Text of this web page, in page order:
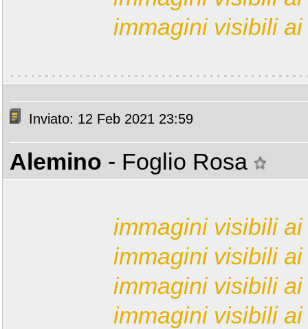
immagini visibili
Inviato: 12 Feb 2021 23:59
Alemino - Foglio Rosa
immagini visibili
immagini visibili
immagini visibili
immagini visibili